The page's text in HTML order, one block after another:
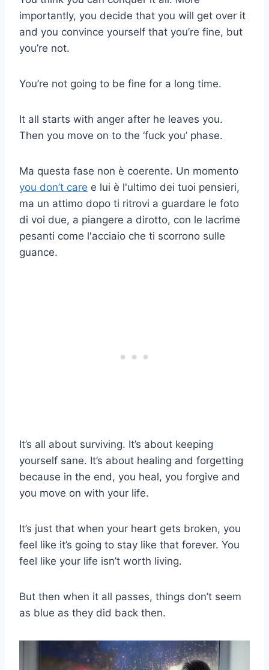
importantly, you decide that you will get over it
and you convince yourself that you’re fine, but
you’re not.
You’re not going to be fine for a long time.
It all starts with anger after he leaves you.
Then you move on to the ‘fuck you’ phase.
Ma questa fase non è coerente. Un momento
you don’t care e lui è l'ultimo dei tuoi pensieri,
ma un attimo dopo ti ritrovi a guardare le foto
di voi due, a piangere a dirotto, con le lacrime
pesanti come l'acciaio che ti scorrono sulle
guance.
It’s all about surviving. It’s about keeping
yourself sane. It’s about healing and forgetting
because in the end, you heal, you forgive and
you move on with your life.
It’s just that when your heart gets broken, you
feel like it’s going to stay like that forever. You
feel like your life isn’t worth living.
But then when it all passes, things don’t seem
as blue as they did back then.